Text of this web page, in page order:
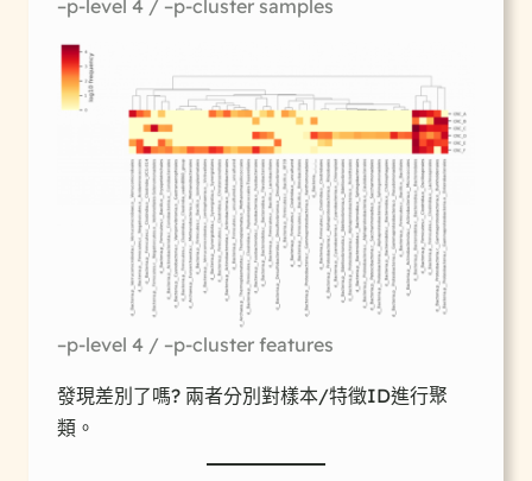
–p-level 4 / –p-cluster samples
–p-level 4 / –p-cluster features
發現差別了嗎? 兩者分別對樣本/特徵ID進行聚
類。